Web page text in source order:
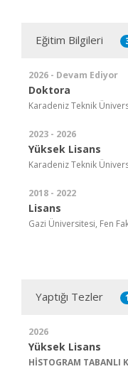
Eğitim Bilgileri
2026 - Devam Ediyor
Doktora
Karadeniz Teknik
2023 - 2026
Yüksek Lisans
Karadeniz Teknik
2018 - 2022
Lisans
Gazi Üniversitesi, Fen
Yaptığı Tezler 1
2026
Yüksek Lisans
HİSTOGRAM TABANLI